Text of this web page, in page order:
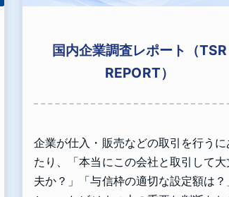
国内企業調査レポート（TSR
REPORT）
企業が仕入・販売などの取引を行うに
たり、「本当にこの会社と取引して大
夫か？」「与信枠の適切な設定額は？